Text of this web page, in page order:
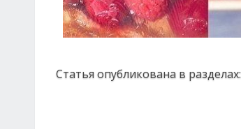
Статья опубликована в разделах: